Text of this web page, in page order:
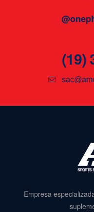
(19)
Empresa